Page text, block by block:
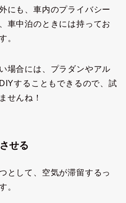
にも、車内のプライバシー
車中泊のときには持ってお
。
場合には、プラダンやアル
することもできるので、試
せんね！
せる
として、空気が滞留するっ
。